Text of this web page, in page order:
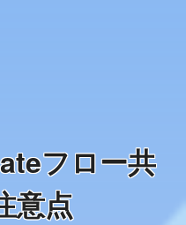
フロー共
意点